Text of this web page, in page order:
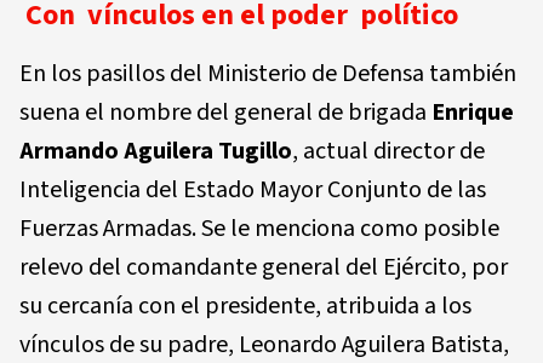
Con vínculos en el poder político
En los pasillos del Ministerio de Defensa también
suena el nombre del general de brigada Enrique
Armando Aguilera Tugillo, actual director de
Inteligencia del Estado Mayor Conjunto de las
Fuerzas Armadas. Se le menciona como posible
relevo del comandante general del Ejército, por
su cercanía con el presidente, atribuida a los
vínculos de su padre, Leonardo Aguilera Batista,